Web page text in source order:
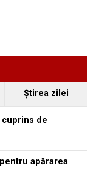
Teiuș. Familia
pasul pe loc, la
la 4
lista posturilor
disponibile la 4
lista posturilor
Ştirea zilei
cuprins de
apărarea